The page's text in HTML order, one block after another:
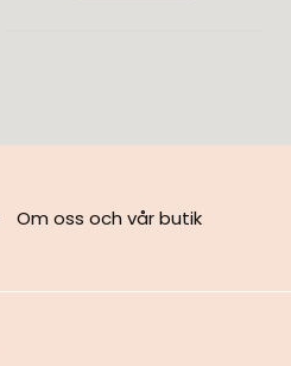
Om oss och vår butik